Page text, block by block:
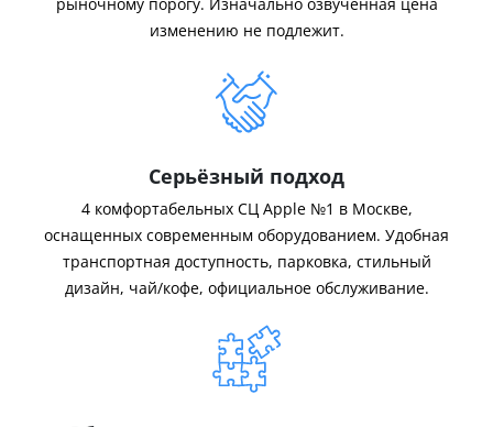
рыночному порогу. Изначально озвученная цена
изменению не подлежит.
Серьёзный подход
4 комфортабельных СЦ Apple №1 в Москве,
оснащенных современным оборудованием. Удобная
транспортная доступность, парковка, стильный
дизайн, чай/кофе, официальное обслуживание.